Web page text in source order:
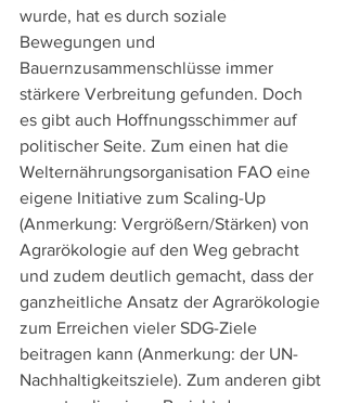
wurde, hat es durch soziale
Bewegungen und
Bauernzusammenschlüsse immer
stärkere Verbreitung gefunden. Doch
es gibt auch Hoffnungsschimmer auf
politischer Seite. Zum einen hat die
Welternährungsorganisation FAO eine
eigene Initiative zum Scaling-Up
(Anmerkung: Vergrößern/Stärken) von
Agrarökologie auf den Weg gebracht
und zudem deutlich gemacht, dass der
ganzheitliche Ansatz der Agrarökologie
zum Erreichen vieler SDG-Ziele
beitragen kann (Anmerkung: der UN-
Nachhaltigkeitsziele). Zum anderen gibt